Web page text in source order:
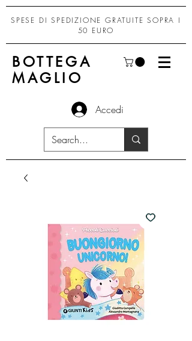
SPESE DI SPEDIZIONE GRATUITE SOPRA I
50 EURO
BOTTEGA
MAGLIO
Accedi